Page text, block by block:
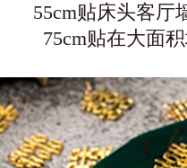
55cm贴床头客厅
75cm贴在大面